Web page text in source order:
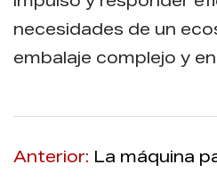
necesidades de un
embalaje complejo y
Anterior: La máquina